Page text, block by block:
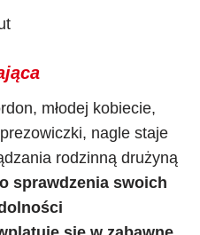
młodej kobiecie,
nagle staje
rodzinną drużyną
sprawdzenia swoich